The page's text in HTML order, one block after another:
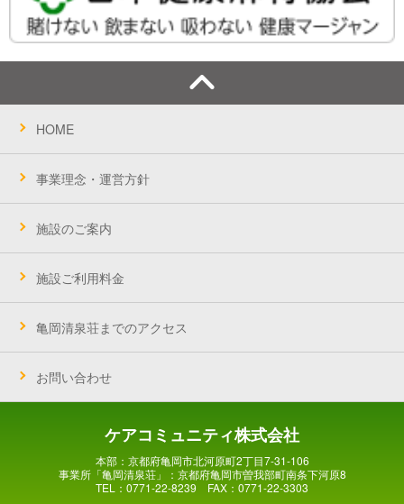
HOME
事業理念・運営方針
施設のご案内
施設ご利用料金
亀岡清泉荘までのアクセス
お問い合わせ
ケアコミュニティ株式会社
本部：京都府亀岡市北河原町2丁目7-31-106
事業所「亀岡清泉荘」：京都府亀岡市曽我部町南条下河原8
TEL：0771-22-8239 FAX：0771-22-3303